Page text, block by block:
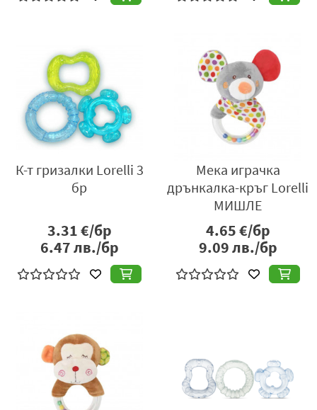
К-т гризалки Lorelli 3
бр
3.31€/бр
6.47лв./бр
Мека играчка
дрънкалка-кръг Lorelli
МИШЛЕ
4.65€/бр
9.09лв./бр